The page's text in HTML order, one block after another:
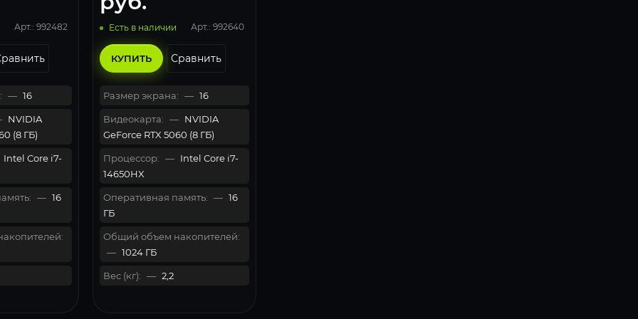
Арт.: 992482
— 16
NVIDIA
(8 ГБ)
Intel Core i7-
— 16
Есть в наличии Арт.: 992640
КУПИТЬ Сравнить
Размер экрана: — 16
Видеокарта: — NVIDIA
GeForce RTX 5060 (8 ГБ)
Процессор: — Intel Core i7-
14650HX
Оперативная память: — 16
ГБ
Общий объем накопителей:
— 1024 ГБ
Вес (кг): — 2,2